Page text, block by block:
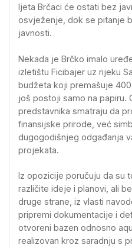
ljeta Brčaci će ostati bez
osvježenje, dok se pitanje
javnosti.
Nekada je Brčko imalo
izletištu Ficibajer uz rijeku
budžeta koji premašuje
još postoji samo na papiru.
predstavnika smatraju da
finansijske prirode, već
dugogodišnjeg odgađanja
projekata.
Iz opozicije poručuju da su
različite ideje i planovi, ali
druge strane, iz vlasti
pripremi dokumentacije i
otvoreni bazen odnosno
realizovan kroz saradnju s